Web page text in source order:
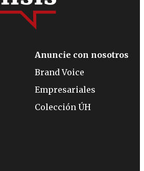
Anuncie con nosotros
Brand Voice
Empresariales
Colección ÚH